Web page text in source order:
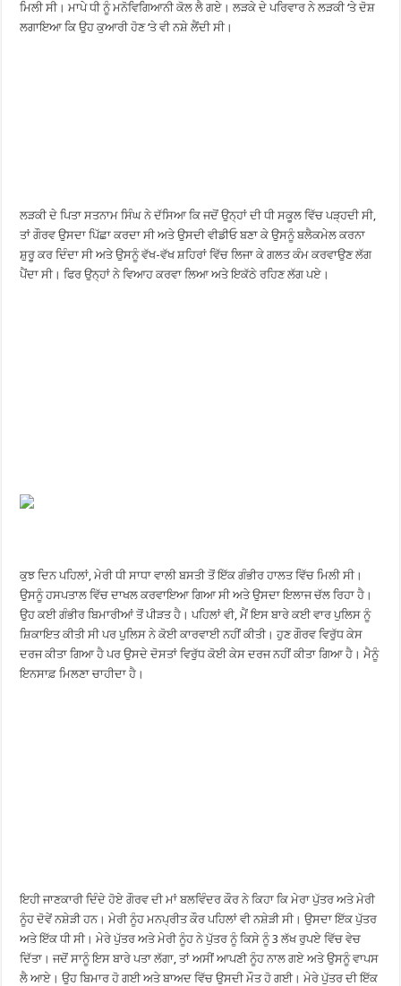
ਮਿਲੀ ਸੀ। ਮਾਪੇ ਧੀ ਨੂੰ ਮਨੋਵਿਗਿਆਨੀ ਕੋਲ ਲੈ ਗਏ। ਲੜਕੇ ਦੇ ਪਰਿਵਾਰ ਨੇ ਲੜਕੀ ‘ਤੇ ਦੋਸ਼
ਲਗਾਇਆ ਕਿ ਉਹ ਕੁਆਰੀ ਹੋਣ ‘ਤੇ ਵੀ ਨਸ਼ੇ ਲੈਂਦੀ ਸੀ।
ਲੜਕੀ ਦੇ ਪਿਤਾ ਸਤਨਾਮ ਸਿੰਘ ਨੇ ਦੱਸਿਆ ਕਿ ਜਦੋਂ ਉਨ੍ਹਾਂ ਦੀ ਧੀ ਸਕੂਲ ਵਿੱਚ ਪੜ੍ਹਦੀ ਸੀ,
ਤਾਂ ਗੌਰਵ ਉਸਦਾ ਪਿੱਛਾ ਕਰਦਾ ਸੀ ਅਤੇ ਉਸਦੀ ਵੀਡੀਓ ਬਣਾ ਕੇ ਉਸਨੂੰ ਬਲੈਕਮੇਲ ਕਰਨਾ
ਸ਼ੁਰੂ ਕਰ ਦਿੰਦਾ ਸੀ ਅਤੇ ਉਸਨੂੰ ਵੱਖ-ਵੱਖ ਸ਼ਹਿਰਾਂ ਵਿੱਚ ਲਿਜਾ ਕੇ ਗਲਤ ਕੰਮ ਕਰਵਾਉਣ ਲੱਗ
ਪੈਂਦਾ ਸੀ। ਫਿਰ ਉਨ੍ਹਾਂ ਨੇ ਵਿਆਹ ਕਰਵਾ ਲਿਆ ਅਤੇ ਇਕੱਠੇ ਰਹਿਣ ਲੱਗ ਪਏ।
ਕੁਝ ਦਿਨ ਪਹਿਲਾਂ, ਮੇਰੀ ਧੀ ਸਾਧਾ ਵਾਲੀ ਬਸਤੀ ਤੋਂ ਇੱਕ ਗੰਭੀਰ ਹਾਲਤ ਵਿੱਚ ਮਿਲੀ ਸੀ।
ਉਸਨੂੰ ਹਸਪਤਾਲ ਵਿੱਚ ਦਾਖਲ ਕਰਵਾਇਆ ਗਿਆ ਸੀ ਅਤੇ ਉਸਦਾ ਇਲਾਜ ਚੱਲ ਰਿਹਾ ਹੈ।
ਉਹ ਕਈ ਗੰਭੀਰ ਬਿਮਾਰੀਆਂ ਤੋਂ ਪੀੜਤ ਹੈ। ਪਹਿਲਾਂ ਵੀ, ਮੈਂ ਇਸ ਬਾਰੇ ਕਈ ਵਾਰ ਪੁਲਿਸ ਨੂੰ
ਸ਼ਿਕਾਇਤ ਕੀਤੀ ਸੀ ਪਰ ਪੁਲਿਸ ਨੇ ਕੋਈ ਕਾਰਵਾਈ ਨਹੀਂ ਕੀਤੀ। ਹੁਣ ਗੌਰਵ ਵਿਰੁੱਧ ਕੇਸ
ਦਰਜ ਕੀਤਾ ਗਿਆ ਹੈ ਪਰ ਉਸਦੇ ਦੋਸਤਾਂ ਵਿਰੁੱਧ ਕੋਈ ਕੇਸ ਦਰਜ ਨਹੀਂ ਕੀਤਾ ਗਿਆ ਹੈ। ਮੈਨੂੰ
ਇਨਸਾਫ਼ ਮਿਲਣਾ ਚਾਹੀਦਾ ਹੈ।
ਇਹੀ ਜਾਣਕਾਰੀ ਦਿੰਦੇ ਹੋਏ ਗੌਰਵ ਦੀ ਮਾਂ ਬਲਵਿੰਦਰ ਕੌਰ ਨੇ ਕਿਹਾ ਕਿ ਮੇਰਾ ਪੁੱਤਰ ਅਤੇ ਮੇਰੀ
ਨੂੰਹ ਦੋਵੇਂ ਨਸ਼ੇੜੀ ਹਨ। ਮੇਰੀ ਨੂੰਹ ਮਨਪ੍ਰੀਤ ਕੌਰ ਪਹਿਲਾਂ ਵੀ ਨਸ਼ੇੜੀ ਸੀ। ਉਸਦਾ ਇੱਕ ਪੁੱਤਰ
ਅਤੇ ਇੱਕ ਧੀ ਸੀ। ਮੇਰੇ ਪੁੱਤਰ ਅਤੇ ਮੇਰੀ ਨੂੰਹ ਨੇ ਪੁੱਤਰ ਨੂੰ ਕਿਸੇ ਨੂੰ 3 ਲੱਖ ਰੁਪਏ ਵਿੱਚ ਵੇਚ
ਦਿੱਤਾ। ਜਦੋਂ ਸਾਨੂੰ ਇਸ ਬਾਰੇ ਪਤਾ ਲੱਗਾ, ਤਾਂ ਅਸੀਂ ਆਪਣੀ ਨੂੰਹ ਨਾਲ ਗਏ ਅਤੇ ਉਸਨੂੰ ਵਾਪਸ
ਲੈ ਆਏ। ਉਹ ਬਿਮਾਰ ਹੋ ਗਈ ਅਤੇ ਬਾਅਦ ਵਿੱਚ ਉਸਦੀ ਮੌਤ ਹੋ ਗਈ। ਮੇਰੇ ਪੁੱਤਰ ਦੀ ਇੱਕ